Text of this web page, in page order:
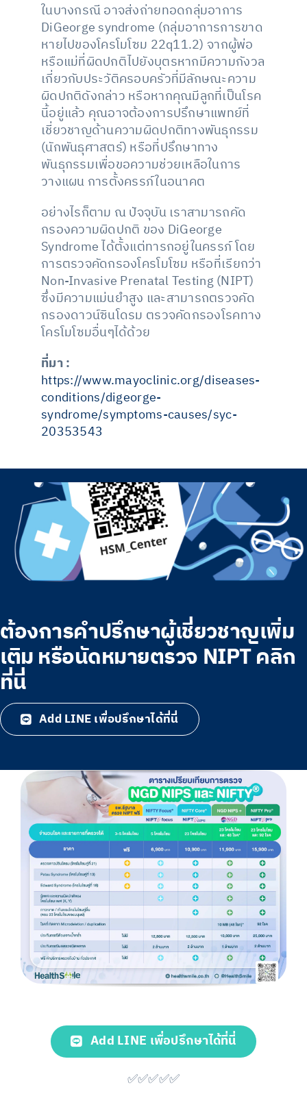
ในบางกรณี อาจส่งถ่ายทอดกลุ่มอาการ
DiGeorge syndrome (กลุ่มอาการการขาด
หายไปของโครโมโซม 22q11.2) จากผู้พ่อ
หรือแม่ที่ผิดปกติไปยังบุตรหากมีความกังวล
เกี่ยวกับประวัติครอบครัวที่มีลักษณะความ
ผิดปกติดังกล่าว หรือหากคุณมีลูกที่เป็นโรค
นี้อยู่แล้ว คุณอาจต้องการปรึกษาแพทย์ที่
เชี่ยวชาญด้านความผิดปกติทางพันธุกรรม
(นักพันธุศาสตร์) หรือที่ปรึกษาทาง
พันธุกรรมเพื่อขอความช่วยเหลือในการ
วางแผน การตั้งครรภ์ในอนาคต
อย่างไรก็ตาม ณ ปัจจุบัน เราสามารถคัด
กรองความผิดปกติ ของ DiGeorge
Syndrome ได้ตั้งแต่ทารกอยู่ในครรภ์ โดย
การตรวจคัดกรองโครโมโซม หรือที่เรียกว่า
Non-Invasive Prenatal Testing (NIPT)
ซึ่งมีความแม่นยำสูง และสามารถตรวจคัด
กรองดาวน์ซินโดรม ตรวจคัดกรองโรคทาง
โครโมโซมอื่นๆได้ด้วย
ที่มา :
https://www.mayoclinic.org/diseases-
conditions/digeorge-
syndrome/symptoms-causes/syc-
20353543
ต้องการคำปรึกษาผู้เชี่ยวชาญเพิ่ม
เติม หรือนัดหมายตรวจ NIPT คลิก
ที่นี่
Add LINE เพื่อปรึกษาได้ที่นี่
Add LINE เพื่อปรึกษาได้ที่นี่
✅✅✅✅✅